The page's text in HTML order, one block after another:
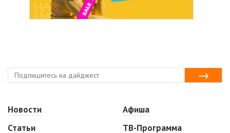
Новости
Статьи
Афиша
ТВ-Программа